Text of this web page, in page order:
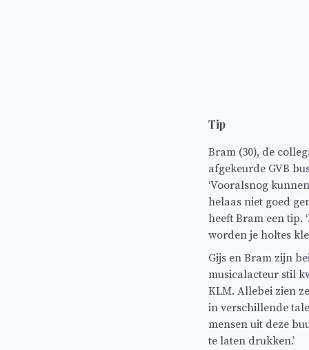
Tip
Bram (30), de
afgekeurde GVB
‘Vooralsnog
helaas niet goed
heeft Bram een tip.
worden je holtes
Gijs en Bram zijn
musicalacteur stil
KLM. Allebei zien
in verschillende
mensen uit deze
te laten drukken.’